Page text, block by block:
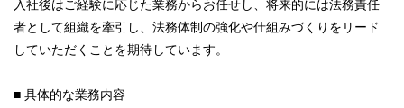
入社後はご経験に応じた業務からお任せし、将来的には法務責任
者として組織を牽引し、法務体制の強化や仕組みづくりをリード
していただくことを期待しています。
■ 具体的な業務内容